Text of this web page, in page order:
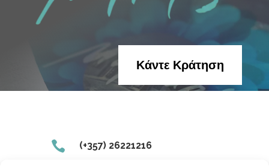
Κάντε Κράτηση
 (+357) 26221216